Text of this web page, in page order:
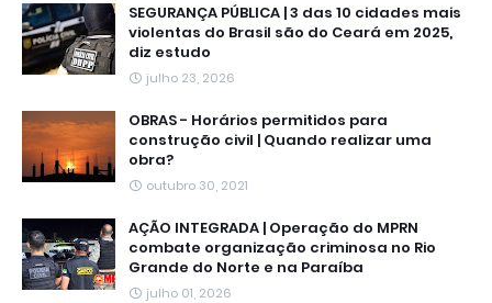
SEGURANÇA PÚBLICA | 3 das 10 cidades mais
violentas do Brasil são do Ceará em 2025,
diz estudo
julho 23, 2026
OBRAS - Horários permitidos para
construção civil | Quando realizar uma
obra?
outubro 30, 2021
AÇÃO INTEGRADA | Operação do MPRN
combate organização criminosa no Rio
Grande do Norte e na Paraíba
julho 01, 2026